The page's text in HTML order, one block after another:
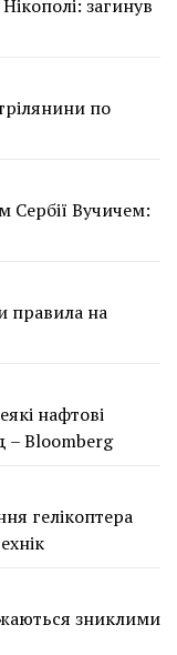
загинув
по
Сербії Вучичем:
правила на
нафтові
– Bloomberg
гелікоптера
зниклими